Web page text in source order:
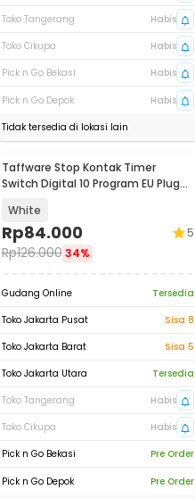
Toko Tangerang
Habis
Toko Cikupa
Habis
Pick n Go Bekasi
Habis
Pick n Go Depok
Habis
Tidak tersedia di lokasi lain
Taffware Stop Kontak Timer
Switch Digital 10 Program EU Plug
White
Rp84.000
Rp126.000 34%
5
Gudang Online
Tersedia
Toko Jakarta Pusat
Sisa 8
Toko Jakarta Barat
Sisa 5
Toko Jakarta Utara
Tersedia
Toko Tangerang
Habis
Toko Cikupa
Habis
Pick n Go Bekasi
Pre Order
Pick n Go Depok Pre Order